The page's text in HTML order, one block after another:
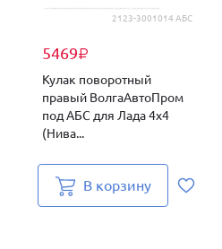
2123-3001014 АБС
5469₽
Кулак поворотный
правый ВолгаАвтоПром
под АБС для Лада 4х4
(Нива...
В корзину